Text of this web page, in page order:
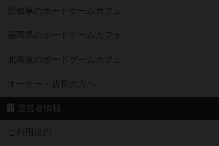
愛知県のボードゲームカフェ
福岡県のボードゲームカフェ
北海道のボードゲームカフェ
オーナー・店長の方へ
運営者情報
ご利用規約